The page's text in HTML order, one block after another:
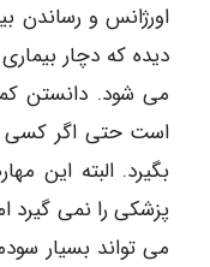
اورژانس و رساندن
دیده که دچار
می شود. دانستن
است حتی اگر کسی
بگیرد. البته این
پزشکی را نمی گیرد
می تواند بسیار